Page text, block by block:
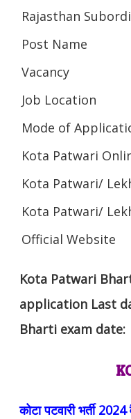
Rajasthan
Post Name
Vacancy
Job Location
Mode of
Kota Patwari
Kota Patwari/
Kota Patwari/
Official Website
Kota Patwari
application Last
Bharti exam date:
कोटा पटवारी भर्ती 2024